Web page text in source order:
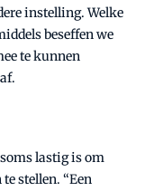
instelling. Welke
beseffen we
te kunnen
lastig is om
stellen. “Een